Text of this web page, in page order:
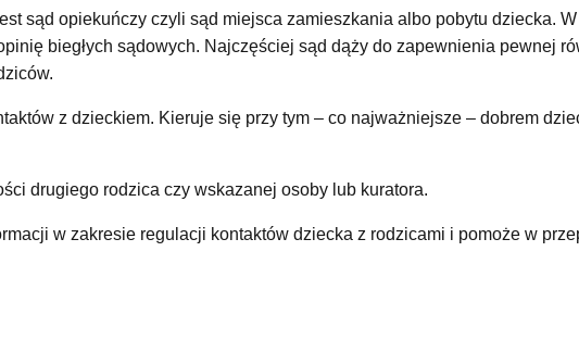
sąd opiekuńczy czyli sąd miejsca zamieszkania albo pobytu dziecka.
biegłych sądowych. Najczęściej sąd dąży do zapewnienia pewnej
z dzieckiem. Kieruje się przy tym – co najważniejsze – dobrem
drugiego rodzica czy wskazanej osoby lub kuratora.
w zakresie regulacji kontaktów dziecka z rodzicami i pomoże w